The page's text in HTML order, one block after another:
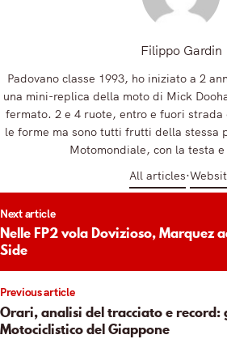
Filippo Gardin
Padovano classe 1993, ho iniziato a 2
una mini-replica della moto di Mick
fermato. 2 e 4 ruote, entro e fuori strada
le forme ma sono tutti frutti della stessa
Motomondiale, con la testa e
All articles
Previous article
Orari, analisi del tracciato e record:
Motociclistico del Giappone
Next article
Nelle FP2 vola Dovizioso, Marquez
Side